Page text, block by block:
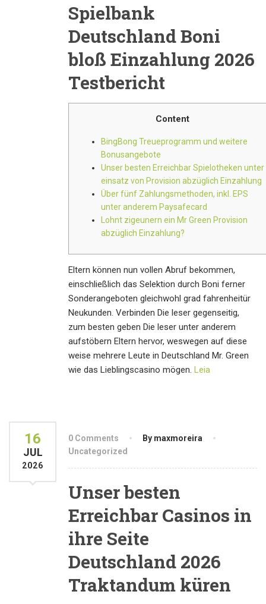
Spielbank
Deutschland Boni
bloß Einzahlung 2026
Testbericht
Content
BingBong Treueprogramm und weitere
Bonusangebote
Unser besten Erreichbar Spielotheken unter
einsatz von Provision abzüglich Einzahlung
Über fünf Zahlungsmethoden, inkl. EPS
unter anderem Paysafecard
Lohnt zigeunern ein Mr Green Provision
abzüglich Einzahlung?
Eltern können nun vollen Abruf bekommen,
einschließlich das Selektion durch Boni ferner
Sonderangeboten gleichwohl grad fahrenheitür
Neukunden. Verbinden Die leser gegenseitig,
zum besten geben Die leser unter anderem
aufstöbern Eltern hervor, weswegen auf diese
weise mehrere Leute in Deutschland Mr. Green
wie das Lieblingscasino mögen. Leia
16
JUL
2026
0 Comments
By maxmoreira
Uncategorized
Unser besten
Erreichbar Casinos in
ihre Seite
Deutschland 2026
Traktandum küren